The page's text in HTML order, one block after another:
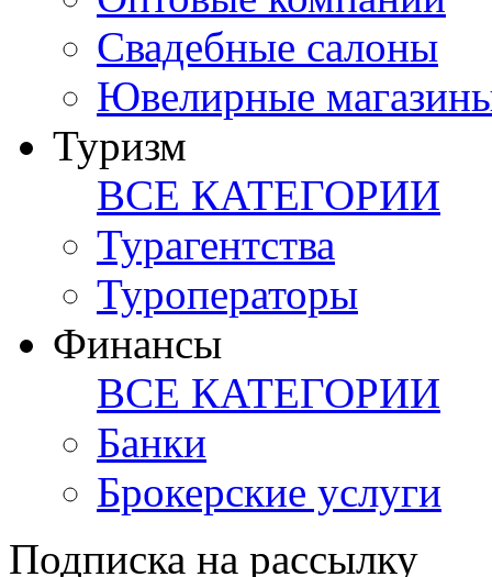
Свадебные салоны
Ювелирные
Туризм
ВСЕ КАТЕГОРИИ
Турагентства
Туроператоры
Финансы
ВСЕ КАТЕГОРИИ
Банки
Брокерские услуги
Подписка на рассылку